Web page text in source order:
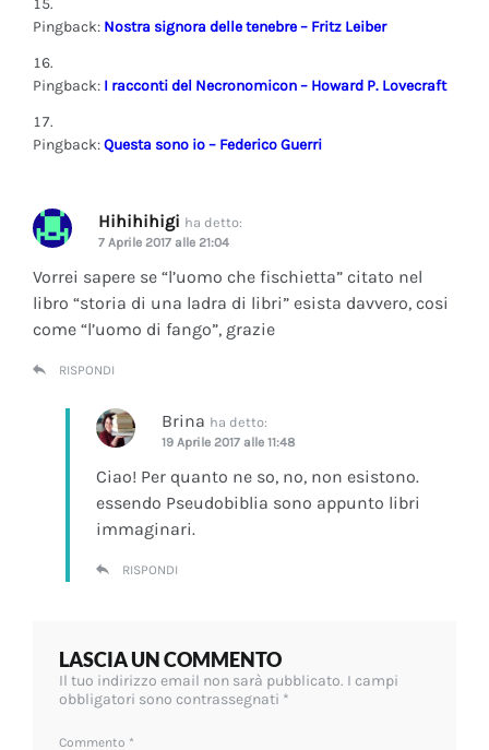
Pingback: Nostra signora delle tenebre – Fritz Leiber
Pingback: I racconti del Necronomicon – Howard P. Lovecraft
Pingback:Questa sono io – Federico Guerri
Hihihihigi ha detto:
7 Aprile 2017 alle 21:04
Vorrei sapere se “l’uomo che fischietta” citato nel
libro “storia di una ladra di libri” esista davvero, cosi
come “l’uomo di fango”, grazie
RISPONDI
Brina ha detto:
19 Aprile 2017 alle 11:48
Ciao! Per quanto ne so, no, non esistono.
essendo Pseudobiblia sono appunto libri
immaginari.
RISPONDI
LASCIA UN COMMENTO
Il tuo indirizzo email non sarà pubblicato. I campi
obbligatori sono contrassegnati *
Commento *